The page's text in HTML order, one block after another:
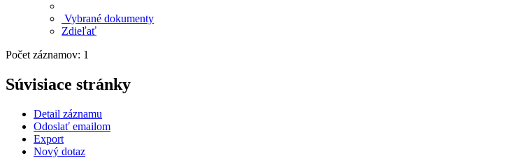
Vybrané dokumenty
Zdieľať
Počet záznamov: 1
Súvisiace stránky
Detail záznamu
Odoslať emailom
Export
Nový dotaz